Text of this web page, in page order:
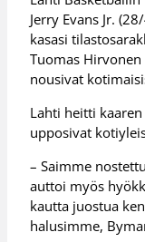
Jerry Evans Jr.
kasasi
Tuomas
nousivat
Lahti heitti
upposivat
– Saimme
auttoi myös
kautta juostua
halusimme,